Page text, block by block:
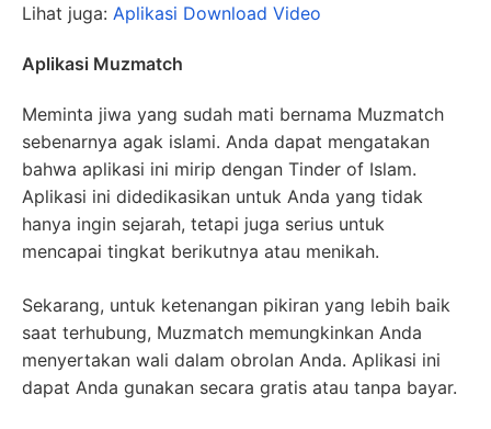
Lihat juga: Aplikasi Download Video
Aplikasi Muzmatch
Meminta jiwa yang sudah mati bernama Muzmatch
sebenarnya agak islami. Anda dapat mengatakan
bahwa aplikasi ini mirip dengan Tinder of Islam.
Aplikasi ini didedikasikan untuk Anda yang tidak
hanya ingin sejarah, tetapi juga serius untuk
mencapai tingkat berikutnya atau menikah.
Sekarang, untuk ketenangan pikiran yang lebih baik
saat terhubung, Muzmatch memungkinkan Anda
menyertakan wali dalam obrolan Anda. Aplikasi ini
dapat Anda gunakan secara gratis atau tanpa bayar.